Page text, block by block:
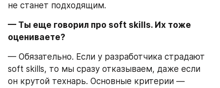
не станет подходящим.
— Ты еще говорил про soft skills. Их тоже
оцениваете?
— Обязательно. Если у разработчика страдают
soft skills, то мы сразу отказываем, даже если
он крутой технарь. Основные критерии —